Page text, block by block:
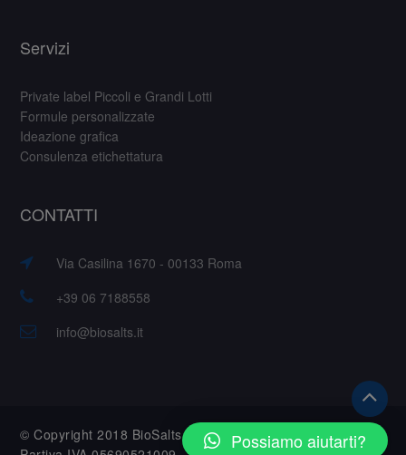
Servizi
Private label Piccoli e Grandi Lotti
Formule personalizzate
Ideazione grafica
Consulenza etichettatura
CONTATTI
Via Casilina 1670 - 00133 Roma
+39 06 7188558
info@biosalts.it
© Copyright 2018 BioSalts S.r.l. – Tutti i diritti riservati.
Possiamo aiutarti?